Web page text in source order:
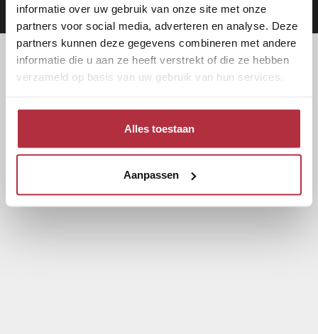
informatie over uw gebruik van onze site met onze
partners voor social media, adverteren en analyse. Deze
partners kunnen deze gegevens combineren met andere
informatie die u aan ze heeft verstrekt of die ze hebben
verzameld op basis van uw gebruik van hun services.
Alles toestaan
Aanpassen
Aanbod| Keukens |Levering|Garantie|Privacy Beleid